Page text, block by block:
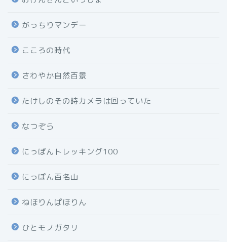
がっちりマンデー
こころの時代
さわやか自然百景
たけしのその時カメラは回っていた
なつぞら
にっぽんトレッキング100
にっぽん百名山
ねほりんぱほりん
ひとモノガタリ